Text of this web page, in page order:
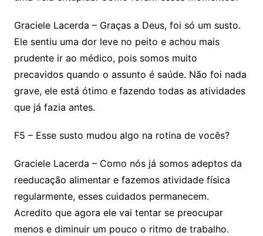
Graciele Lacerda – Graças a Deus, foi só um susto.
Ele sentiu uma dor leve no peito e achou mais
prudente ir ao médico, pois somos muito
precavidos quando o assunto é saúde. Não foi nada
grave, ele está ótimo e fazendo todas as atividades
que já fazia antes.
F5 – Esse susto mudou algo na rotina de vocês?
Graciele Lacerda – Como nós já somos adeptos da
reeducação alimentar e fazemos atividade física
regularmente, esses cuidados permanecem.
Acredito que agora ele vai tentar se preocupar
menos e diminuir um pouco o ritmo de trabalho.